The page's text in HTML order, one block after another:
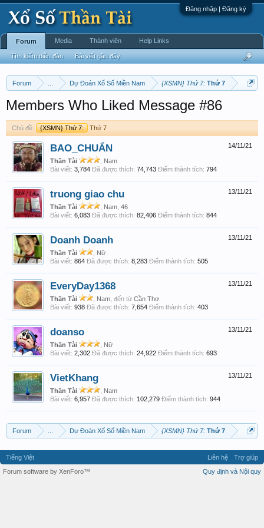
Đăng nhập | Đăng ký
Forum Dự Đoán Xổ Số Miền Nam {XSMN} Thứ 7: Thứ 7
Members Who Liked Message #86
Chủ đề: {XSMN} Thứ 7: Thứ 7
14/11/21
BAO_CHUẨN
Thần Tài
, Nam
Bài viết: 3,784 Đã được thích: 74,743 Điểm thành tích: 794
13/11/21
truong giao chu
Thần Tài
, Nam, 46
Bài viết: 6,083 Đã được thích: 82,406 Điểm thành tích: 844
13/11/21
Doanh Doanh
Thần Tài
, Nữ
Bài viết: 864 Đã được thích: 8,283 Điểm thành tích: 505
13/11/21
EveryDay1368
Thần Tài , Nam, đến từ Cần Thơ
Bài viết: 938 Đã được thích: 7,654 Điểm thành tích: 403
13/11/21
doanso
Thần Tài
, Nữ
Bài viết: 2,302 Đã được thích: 24,922 Điểm thành tích: 693
13/11/21
VietKhang
Thần Tài
, Nam
Bài viết: 6,957 Đã được thích: 102,279 Điểm thành tích: 944
Forum Dự Đoán Xổ Số Miền Nam {XSMN} Thứ 7: Thứ 7
Forum
Tìm kiếm diễn đàn Bài viết gần đây
Media Thành viên Help Links
Tiếng Việt Liên hệ
Trợ giúp
Quy định và Nội quy
Forum software by XenForo™